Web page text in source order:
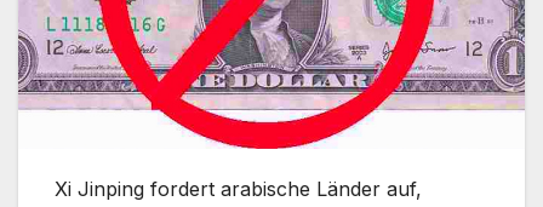
Xi Jinping fordert arabische Länder auf,